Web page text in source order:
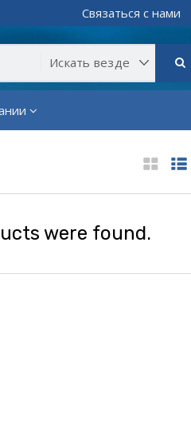
Связаться с нами
were found.